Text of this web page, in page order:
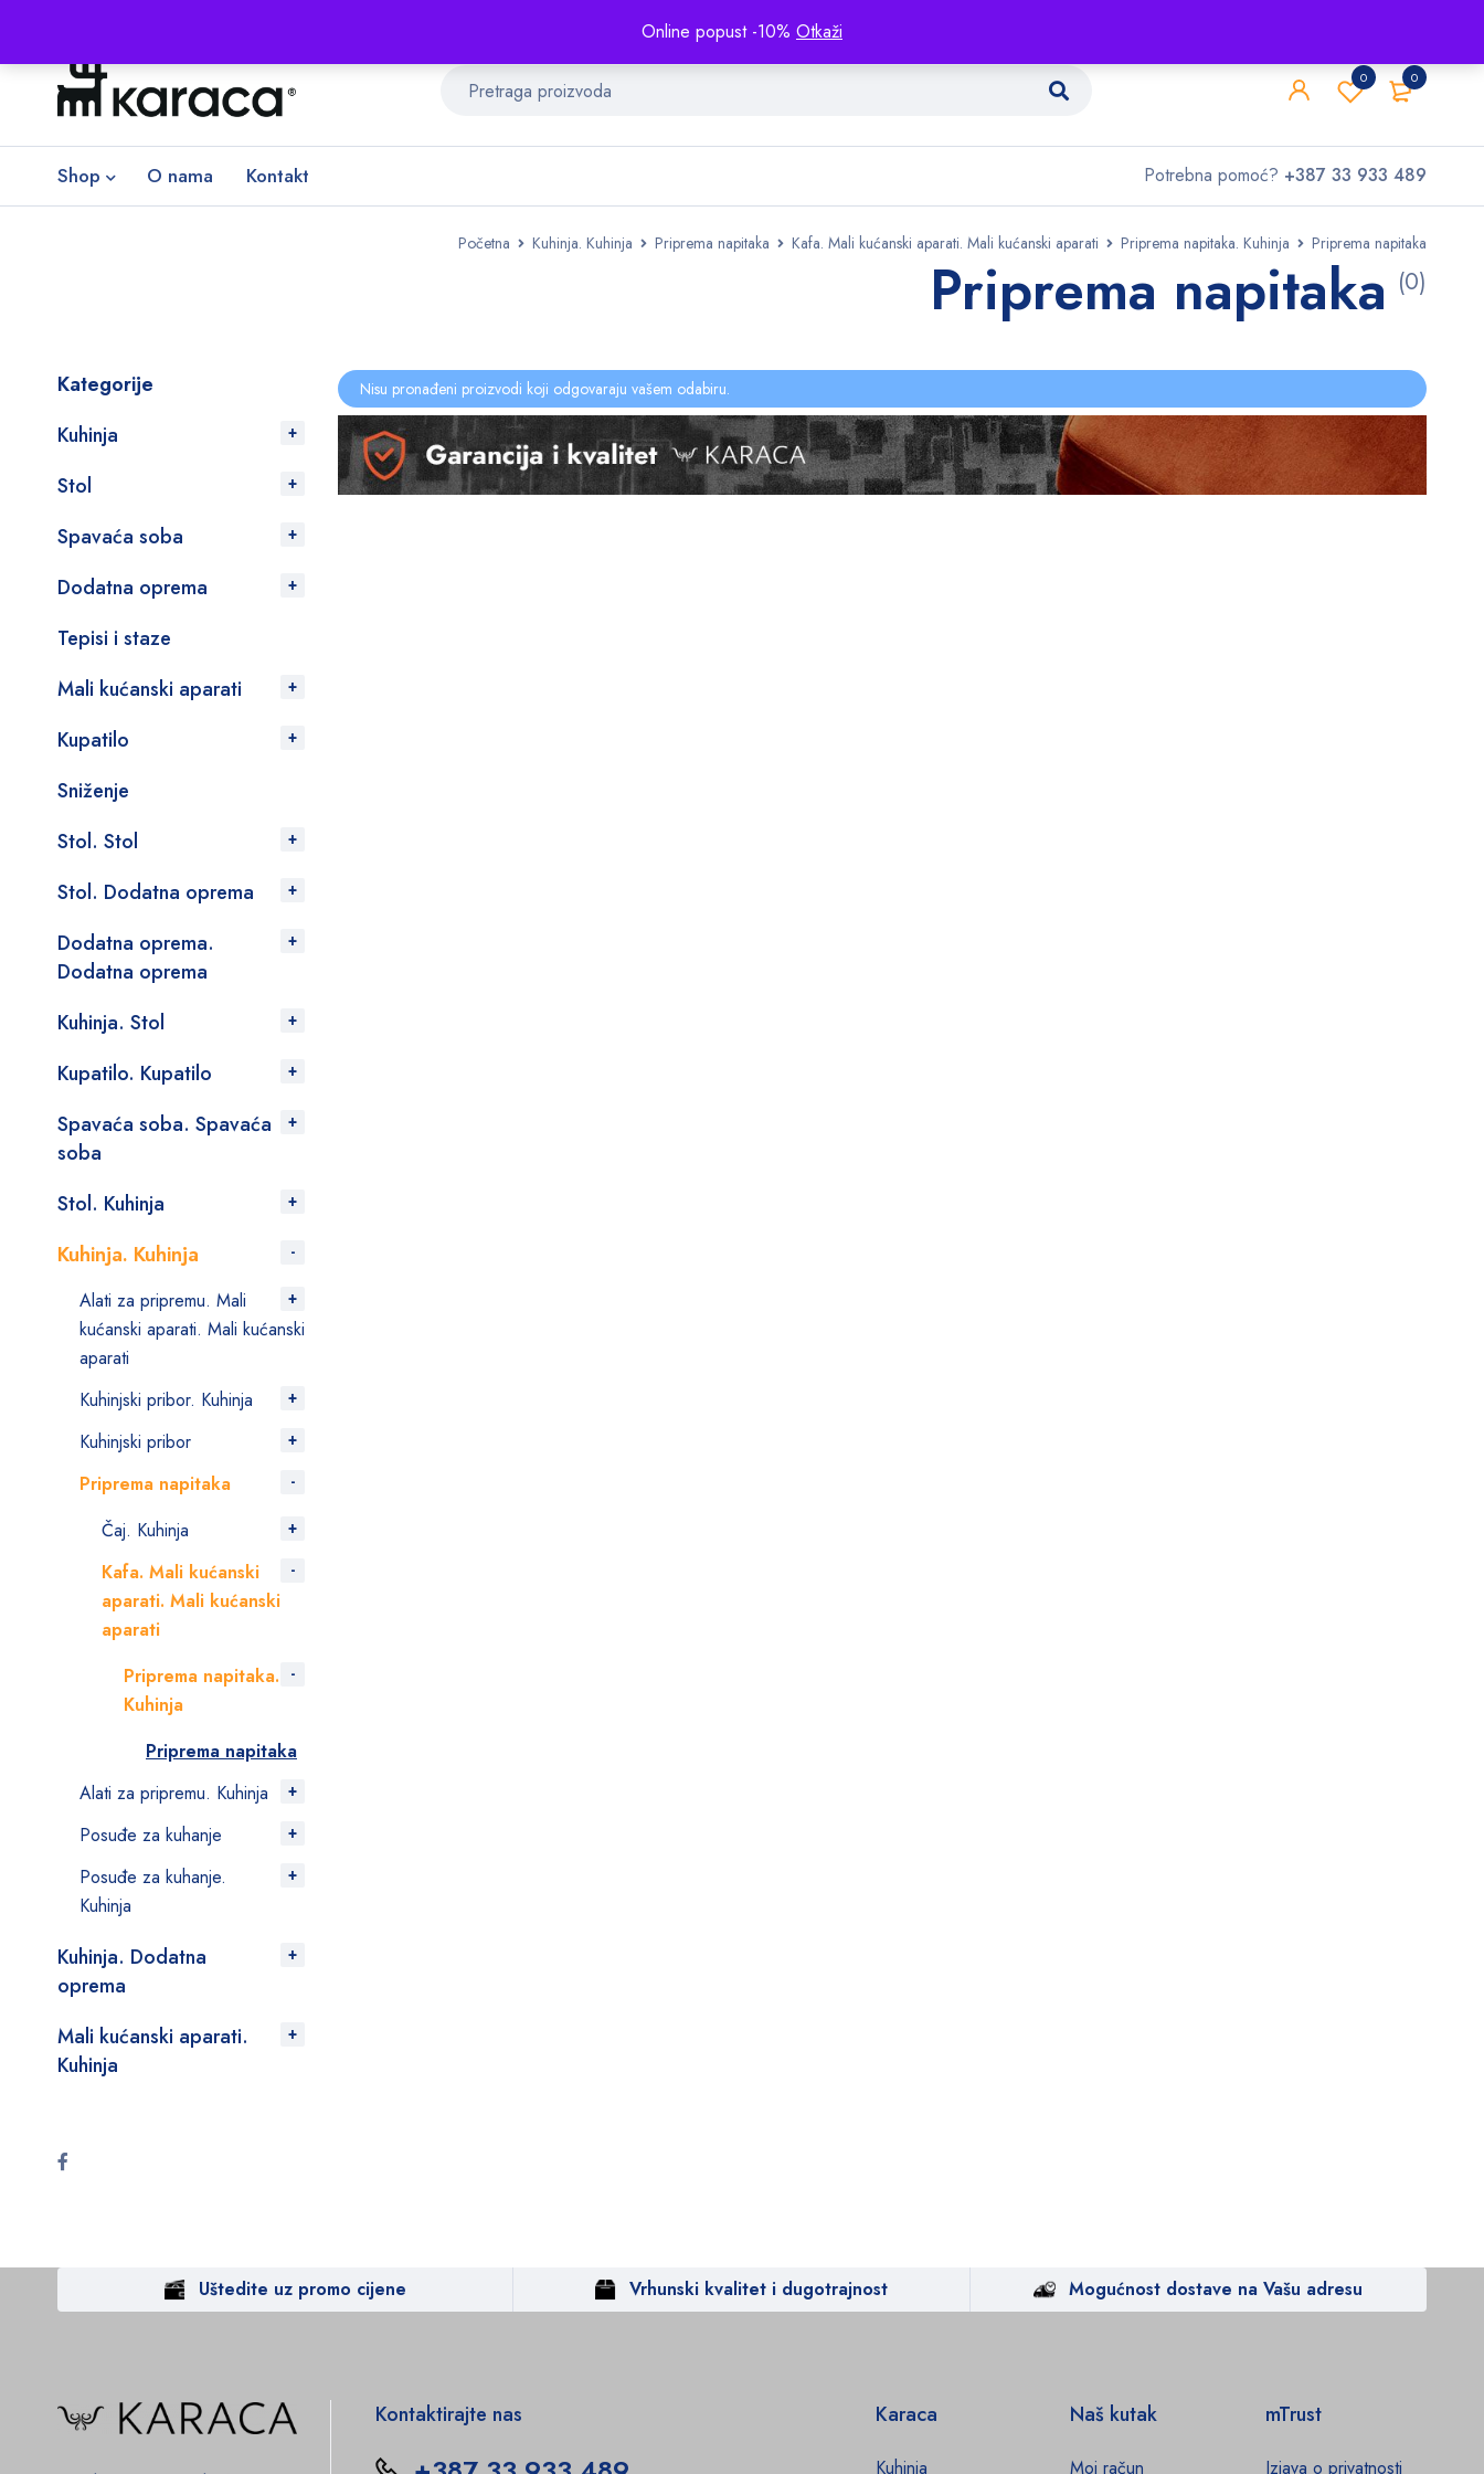
Online popust -10% Otkaži
0
0
Shop O nama Kontakt Potrebna pomoć? +387 33 933 489
Početna Kuhinja. Kuhinja Priprema napitaka Kafa. Mali kućanski aparati. Mali kućanski aparati Priprema napitaka. Kuhinja Priprema napitaka
Priprema napitaka (0)
Kategorije
Kuhinja
Stol
Spavaća soba
Dodatna oprema
Tepisi i staze
Mali kućanski aparati
Kupatilo
Sniženje
Stol. Stol
Stol. Dodatna oprema
Dodatna oprema.
Dodatna oprema
Kuhinja. Stol
Kupatilo. Kupatilo
Spavaća soba. Spavaća
soba
Stol. Kuhinja
Kuhinja. Kuhinja
Alati za pripremu. Mali
kućanski aparati. Mali kućanski
aparati
Kuhinjski pribor. Kuhinja
Kuhinjski pribor
Priprema napitaka
Čaj. Kuhinja
Kafa. Mali kućanski
aparati. Mali kućanski
aparati
Priprema napitaka.
Kuhinja
Priprema napitaka
Alati za pripremu. Kuhinja
Posuđe za kuhanje
Posuđe za kuhanje.
Kuhinja
Kuhinja. Dodatna
oprema
Mali kućanski aparati.
Kuhinja
Nisu pronađeni proizvodi koji odgovaraju vašem odabiru.
Uštedite uz promo cijene Vrhunski kvalitet i dugotrajnost Mogućnost dostave na Vašu adresu
Kontaktirajte nas Karaca
Kuhinja
Naš kutak
Moj račun
mTrust
Izjava o privatnosti